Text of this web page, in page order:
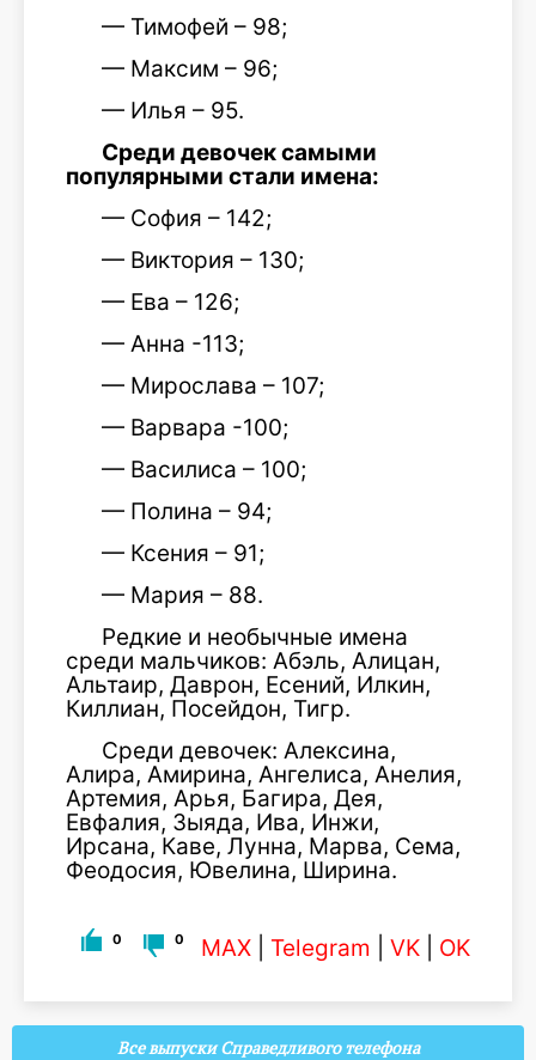
— Тимофей – 98;
— Максим – 96;
— Илья – 95.
Среди девочек самыми
популярными стали имена:
— София – 142;
— Виктория – 130;
— Ева – 126;
— Анна -113;
— Мирослава – 107;
— Варвара -100;
— Василиса – 100;
— Полина – 94;
— Ксения – 91;
— Мария – 88.
Редкие и необычные имена
среди мальчиков: Абэль, Алицан,
Альтаир, Даврон, Есений, Илкин,
Киллиан, Посейдон, Тигр.
Среди девочек: Алексина,
Алира, Амирина, Ангелиса, Анелия,
Артемия, Арья, Багира, Дея,
Евфалия, Зыяда, Ива, Инжи,
Ирсана, Каве, Лунна, Марва, Сема,
Феодосия, Ювелина, Ширина.
0 0 MAX Telegram VK OK
Все выпуски Справедливого телефона